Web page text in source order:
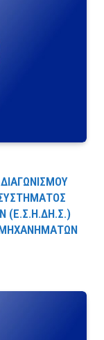
(Ε.Σ.Η.ΔΗ.Σ.)
ΜΗΧΑΝΗΜΑΤΩΝ